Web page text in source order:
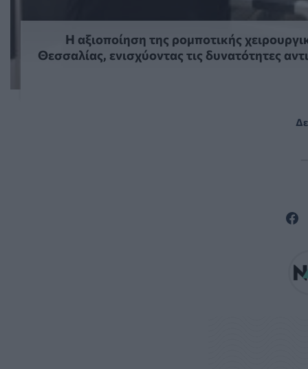
Η αξιοποίηση της ρομποτικής
Θεσσαλίας, ενισχύοντας τις δυνατότητες